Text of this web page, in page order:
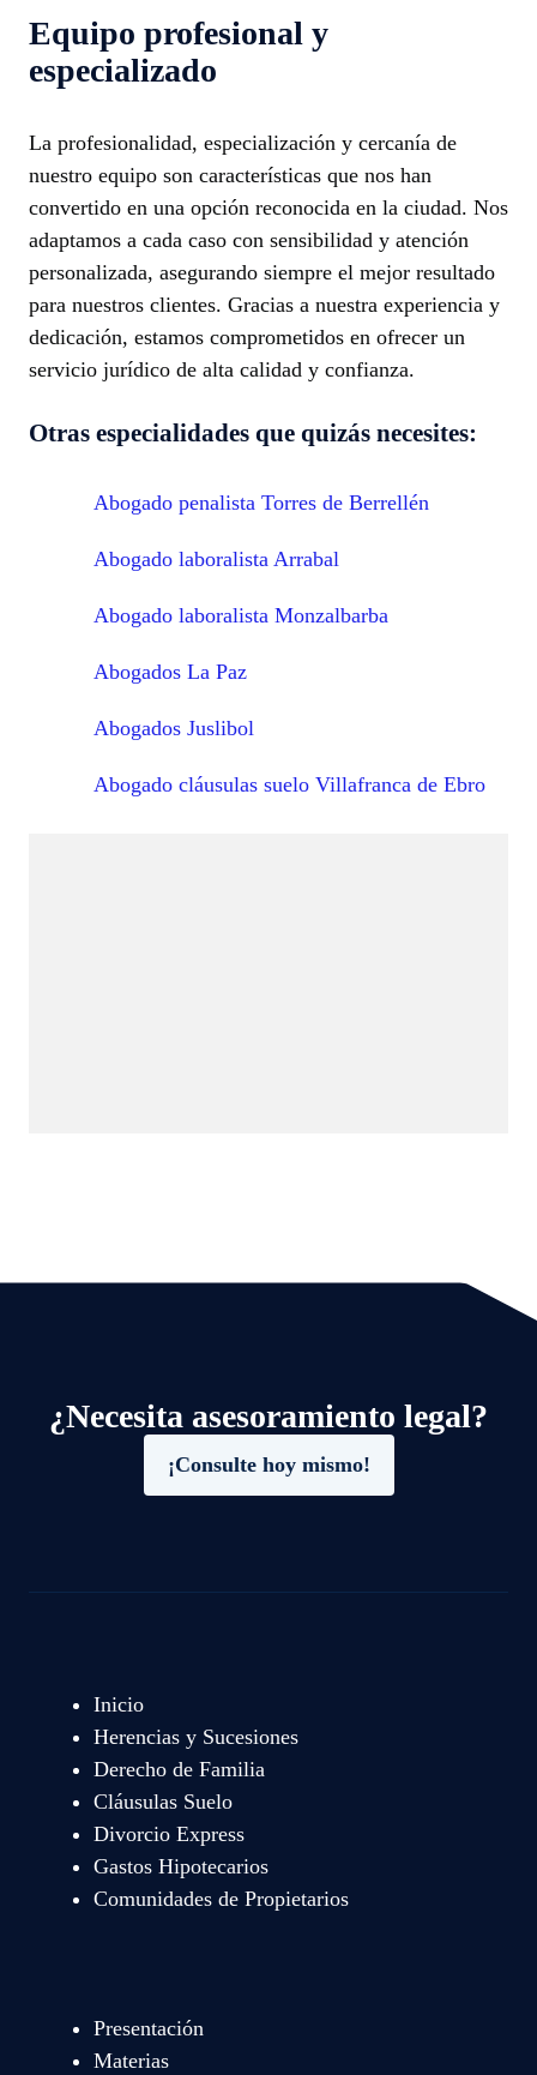
Equipo profesional y
especializado
La profesionalidad, especialización y cercanía de
nuestro equipo son características que nos han
convertido en una opción reconocida en la ciudad. Nos
adaptamos a cada caso con sensibilidad y atención
personalizada, asegurando siempre el mejor resultado
para nuestros clientes. Gracias a nuestra experiencia y
dedicación, estamos comprometidos en ofrecer un
servicio jurídico de alta calidad y confianza.
Otras especialidades que quizás necesites:
Abogado penalista Torres de Berrellén
Abogado laboralista Arrabal
Abogado laboralista Monzalbarba
Abogados La Paz
Abogados Juslibol
Abogado cláusulas suelo Villafranca de Ebro
¿Necesita asesoramiento legal?
¡Consulte hoy mismo!
Inicio
Herencias y Sucesiones
Derecho de Familia
Cláusulas Suelo
Divorcio Express
Gastos Hipotecarios
Comunidades de Propietarios
Presentación
Materias